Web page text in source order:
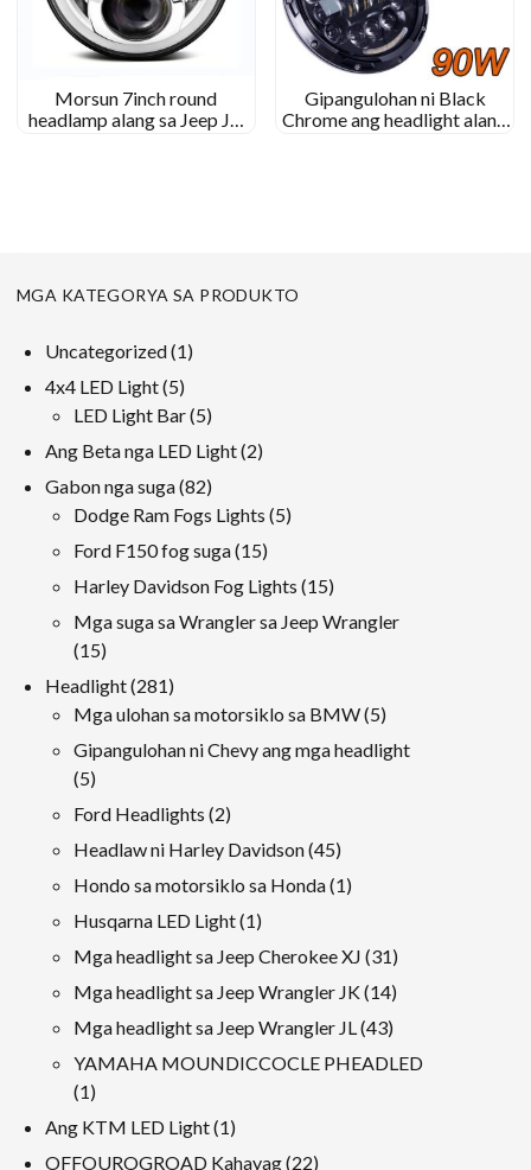
Morsun 7inch round
headlamp alang sa Jeep JK
Gipangulohan ni Black
Chrome ang headlight alang
MGA KATEGORYA SA PRODUKTO
Uncategorized 11
4x4 LED Light 55
Mga
produkto
LED Light Bar 55
Mga
Ang Beta nga LED Light 22
produkto
Gabon nga suga 8282
Mga
produkto
Dodge Ram Fogs Lights 55
Ford F150 fog suga 1515
Mga
Harley Davidson Fog Lights 1515
Mga
Mga suga sa Wrangler sa Jeep Wrangler
1515
Mga
produkto
Headlight 281281
Mga
produkto
Mga ulohan sa motorsiklo sa BMW 55
Mga
Gipangulohan ni Chevy ang mga headlight
55
Mga
Ford Headlights 22
Mga
Headlaw ni Harley Davidson 4545
Mga
Hondo sa motorsiklo sa Honda 11
Husqarna LED Light 11
produkto
Mga headlight sa Jeep Cherokee XJ 3131
Mga
Mga headlight sa Jeep Wrangler JK 1414
Mga
Mga headlight sa Jeep Wrangler JL 4343
Mga
YAMAHA MOUNDICCOCLE PHEADLED
11
produkto
Ang KTM LED Light 11
produkto
OFFOUROGROAD Kahayag 2222